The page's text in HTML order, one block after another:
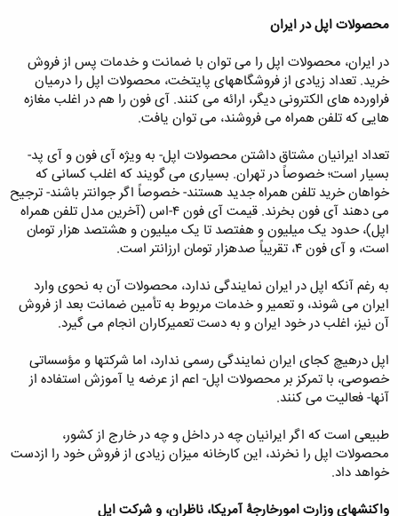
محصولات اپل در ایران
در ایران، محصولات اپل را می توان با ضمانت و خدمات پس از فروش
خرید. تعداد زیادی از فروشگاههای پایتخت، محصولات اپل را درمیان
فراورده های الکترونی دیگر، ارائه می کنند. آی فون را هم در اغلب مغازه
هایی که تلفن همراه می فروشند، می توان یافت.
تعداد ایرانیان مشتاق داشتن محصولات اپل- به ویژه آی فون و آی پد-
بسیار است؛ خصوصاً در تهران. بسیاری می گویند که اغلب کسانی که
خواهان خرید تلفن همراه جدید هستند- خصوصاً اگر جوانتر باشند- ترجیح
می دهند آی فون بخرند. قیمت آی فون ۴-اس (آخرین مدل تلفن همراه
اپل)، حدود یک میلیون و هفتصد تا یک میلیون و هشتصد هزار تومان
است، و آی فون ۴، تقریباً صدهزار تومان ارزانتر است.
به رغم آنکه اپل در ایران نمایندگی ندارد، محصولات آن به نحوی وارد
ایران می شوند، و تعمیر و خدمات مربوط به تأمین ضمانت بعد از فروش
آن نیز، اغلب در خود ایران و به دست تعمیرکاران انجام می گیرد.
اپل درهیچ کجای ایران نمایندگی رسمی ندارد، اما شرکتها و مؤسساتی
خصوصی، با تمرکز بر محصولات اپل- اعم از عرضه یا آموزش استفاده از
آنها- فعالیت می کنند.
طبیعی است که اگر ایرانیان چه در داخل و چه در خارج از کشور،
محصولات اپل را نخرند، این کارخانه میزان زیادی از فروش خود را ازدست
خواهد داد.
واکنشهای وزارت امورخارجۀ آمریکا، ناظران، و شرکت اپل